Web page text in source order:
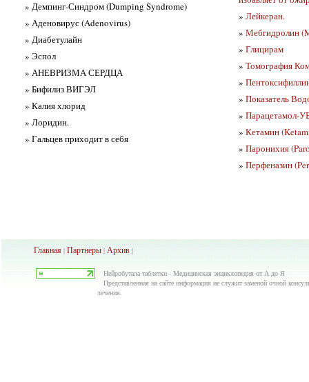
» Демпинг-Синдром (Dumping Syndrome)
» Аденовирус (Adenovirus)
» Диабетулайн
» Эспол
» АНЕВРИЗМА СЕРДЦА
» Бифилиз ВИГЭЛ
» Калия хлорид
» Лоридин.
» Гальцев приходит в себя
» Лейкеран.
» Мебгидролин
» Глицирам
» Томография
»
» Показатель
» Парацетамол-
» Кетамин
» Паронихия
» Перфеназин
Главная | Партнеры | Архив |
Нейробутала таблетки - Медицинская энциклопедия от А до Я
Представленная на сайте информация не служит заменой очной
лечения.